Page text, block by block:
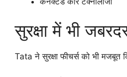
सुरक्षा में भी
Tata ने सुरक्षा फीचर्स को भी मजबूत